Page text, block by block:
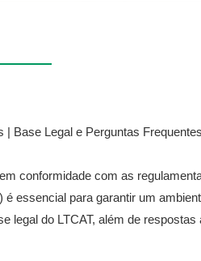
| Base Legal e Perguntas Frequentes
conformidade com as
essencial para garantir um
legal do LTCAT, além de